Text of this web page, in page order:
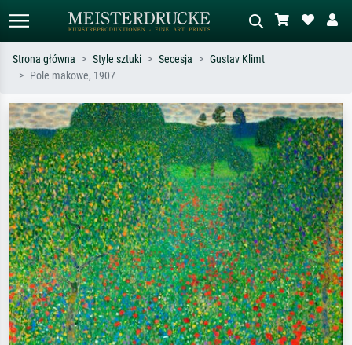
Szukaj wg artysty, tytułu lub stylu – np.
Monet, Gwiaździsta noc,
impresjonizm, fala Hokusaia, akt.
Opisz scenę – np. zielona łąka,
abstrakcja z czerwienią, ciemny olej,
stojący akt obok drzewa.
Strona główna Style sztuki Secesja
Gustav Klimt
Pole makowe, 1907